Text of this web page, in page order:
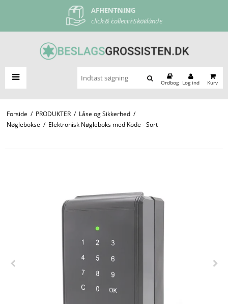
AFHENTNING
click & collect i Skovlunde
FRI FRAGT
ved køb over 500 kr
Ordbog Log ind Kurv
Forside / PRODUKTER / Låse og Sikkerhed /
Nøglebokse / Elektronisk Nøgleboks med Kode - Sort